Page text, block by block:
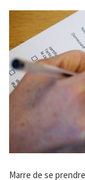
Marre de se